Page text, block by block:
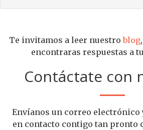
Te invitamos a leer nuestroblog
encontraras respuestas a
Contáctate con
Envíanos un correo electrónico
en contacto contigo tan pronto